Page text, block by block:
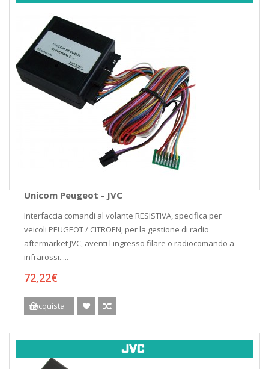
Unicom Peugeot - JVC
Interfaccia comandi al volante RESISTIVA, specifica per
veicoli PEUGEOT / CITROEN, per la gestione di radio
aftermarket JVC, aventi l'ingresso filare o radiocomando a
infrarossi. ...
72,22€
Acquista